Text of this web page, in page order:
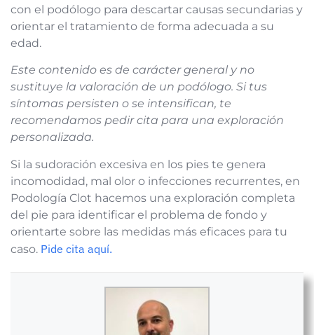
con el podólogo para descartar causas secundarias y
orientar el tratamiento de forma adecuada a su
edad.
Este contenido es de carácter general y no
sustituye la valoración de un podólogo. Si tus
síntomas persisten o se intensifican, te
recomendamos pedir cita para una exploración
personalizada.
Si la sudoración excesiva en los pies te genera
incomodidad, mal olor o infecciones recurrentes, en
Podología Clot hacemos una exploración completa
del pie para identificar el problema de fondo y
orientarte sobre las medidas más eficaces para tu
caso. Pide cita aquí.